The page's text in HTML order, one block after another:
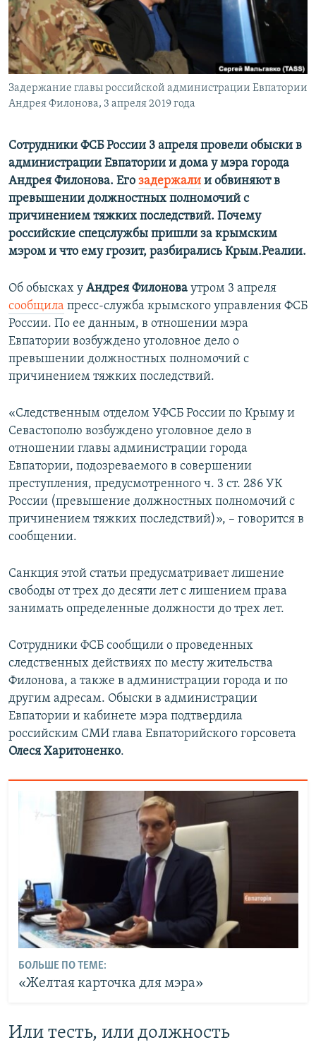
ПОБЕДИТЕЛЕЙ НЕ СУДЯТ?
КРЫМ.НЕПОКОРЕННЫЙ
ELIFBE
УКРАИНСКАЯ ПРОБЛЕМА КРЫМА
ПРИСОЕДИНЯЙТЕСЬ!
Все сайты RFE/RL
Задержание главы российской администрации Евпатории
Андрея Филонова, 3 апреля 2019 года
Сотрудники ФСБ России 3 апреля провели обыски в
администрации Евпатории и дома у мэра города
Андрея Филонова. Его задержали и обвиняют в
превышении должностных полномочий с
причинением тяжких последствий. Почему
российские спецслужбы пришли за крымским
мэром и что ему грозит, разбирались Крым.Реалии.
Об обысках у Андрея Филонова утром 3 апреля
сообщила пресс-служба крымского управления ФСБ
России. По ее данным, в отношении мэра
Евпатории возбуждено уголовное дело о
превышении должностных полномочий с
причинением тяжких последствий.
«Следственным отделом УФСБ России по Крыму и
Севастополю возбуждено уголовное дело в
отношении главы администрации города
Евпатории, подозреваемого в совершении
преступления, предусмотренного ч. 3 ст. 286 УК
России (превышение должностных полномочий с
причинением тяжких последствий)», – говорится в
сообщении.
Санкция этой статьи предусматривает лишение
свободы от трех до десяти лет с лишением права
занимать определенные должности до трех лет.
Сотрудники ФСБ сообщили о проведенных
следственных действиях по месту жительства
Филонова, а также в администрации города и по
другим адресам. Обыски в администрации
Евпатории и кабинете мэра подтвердила
российским СМИ глава Евпаторийского горсовета
Олеся Харитоненко.
БОЛЬШЕ ПО ТЕМЕ:
«Желтая карточка для мэра»
Или тесть, или должность